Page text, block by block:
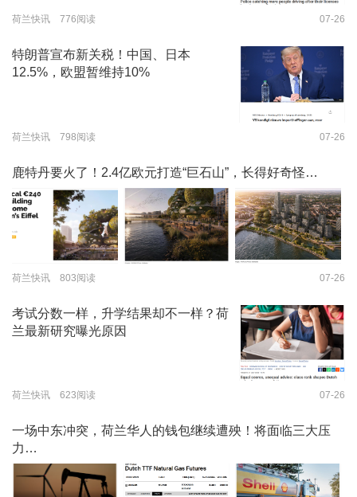
荷兰快讯 776阅读 07-26
特朗普宣布新关税！中国、日本
12.5%，欧盟暂维持10%
荷兰快讯 798阅读 07-26
鹿特丹要火了！2.4亿欧元打造“巨石山”，长得好奇怪…
荷兰快讯 803阅读 07-26
考试分数一样，升学结果却不一样？荷
兰最新研究曝光原因
荷兰快讯 623阅读 07-26
一场中东冲突，荷兰华人的钱包继续遭殃！将面临三大压
力…